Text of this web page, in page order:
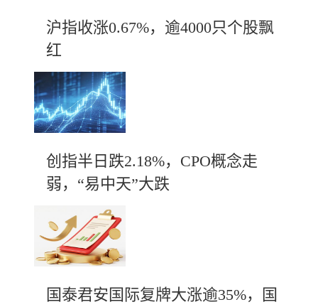
沪指收涨0.67%，逾4000只个股飘
红
创指半日跌2.18%，CPO概念走
弱，“易中天”大跌
国泰君安国际复牌大涨逾35%，国